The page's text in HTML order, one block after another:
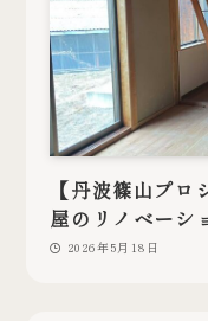
【丹波篠山プ
屋のリノベー
2026年5月18日